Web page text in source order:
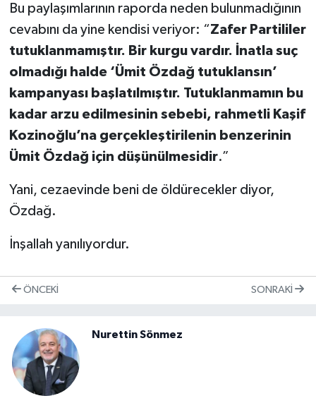
Bu paylaşımlarının raporda neden bulunmadığının
cevabını da yine kendisi veriyor: “Zafer Partililer
tutuklanmamıştır. Bir kurgu vardır. İnatla suç
olmadığı halde ‘Ümit Özdağ tutuklansın’
kampanyası başlatılmıştır. Tutuklanmamın bu
kadar arzu edilmesinin sebebi, rahmetli Kaşif
Kozinoğlu’na gerçekleştirilenin benzerinin
Ümit Özdağ için düşünülmesidir.”
Yani, cezaevinde beni de öldürecekler diyor,
Özdağ.
İnşallah yanılıyordur.
ÖNCEKI SONRAKI
Nurettin Sönmez